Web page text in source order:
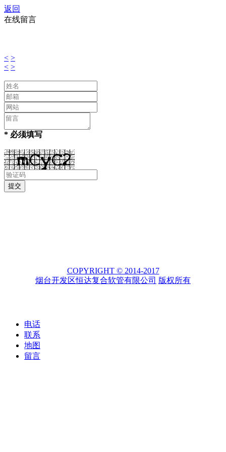
返回
在线留言
< >
< >
* 必须填写
COPYRIGHT © 2014-2017
烟台开发区恒达复合软管有限公司 版权所有
电话
联系
地图
留言